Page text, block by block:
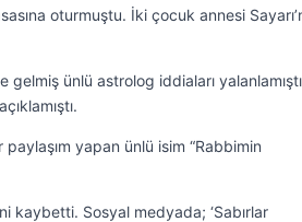
oturmuştu. İki çocuk annesi
gelmiş ünlü astrolog iddiaları
paylaşım yapan ünlü isim “Rabbimin
kaybetti. Sosyal medyada; ‘Sabırlar